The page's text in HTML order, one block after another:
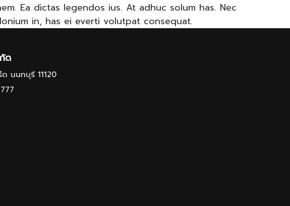
Ea dictas legendos ius. At adhuc solum has. Nec
in, has ei everti volutpat consequat.
ด
นนทบุรี 11120